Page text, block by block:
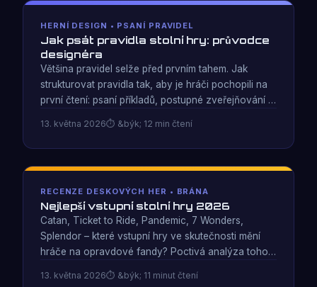
HERNÍ DESIGN • PSANÍ PRAVIDEL
Jak psát pravidla stolní hry: průvodce
designéra
Většina pravidel selže před prvním tahem. Jak
strukturovat pravidla tak, aby je hráči pochopili na
první čtení: psaní příkladů, postupné zveřejňování a
nové hráče.
13. května 2026 &býk; 12 min čtení
RECENZE DESKOVÝCH HER • BRÁNA
Nejlepší vstupní stolní hry 2026
Catan, Ticket to Ride, Pandemic, 7 Wonders,
Splendor – které vstupní hry ve skutečnosti mění
hráče na opravdové fandy? Poctivá analýza toho,
13. května 2026 &býk; 11 minut čtení